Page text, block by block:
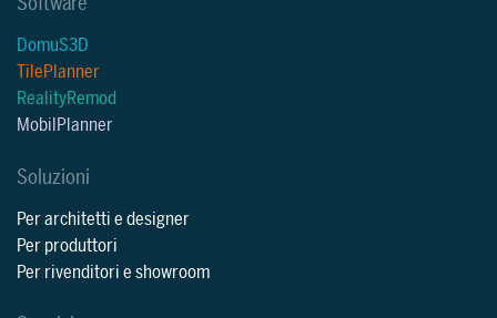
DomuS3D
TilePlanner
RealityRemod
MobilPlanner
Soluzioni
Per architetti e designer
Per produttori
Per rivenditori e showroom